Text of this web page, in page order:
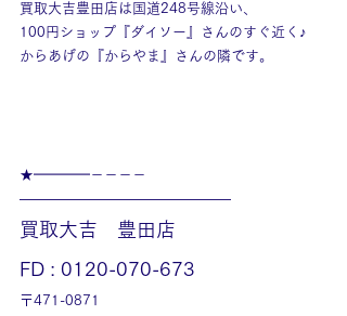
買取大吉豊田店は国道248号線沿い、
100円ショップ『ダイソー』さんのすぐ近く♪
からあげの『からやま』さんの隣です。
★━━━━－－－－
———————————————
買取大吉　豊田店
FD : 0120-070-673
〒471-0871